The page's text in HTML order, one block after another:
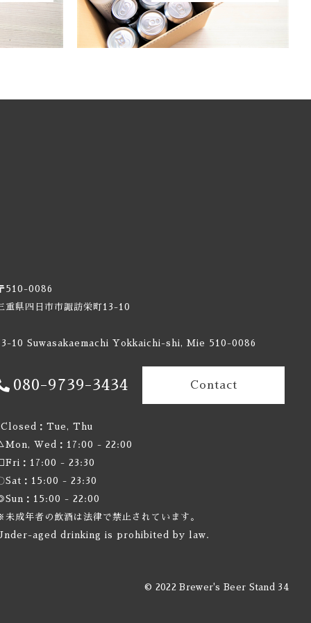
カー
510-0086
重県四日市市諏訪栄町13-10
10 Suwasakaemachi Yokkaichi-shi, Mie 510-0086
080-9739-3434 Contact
：Tue, Thu
Wed：17:00 - 22:00
：17:00 - 23:30
Sat：15:00 - 23:30
：15:00 - 22:00
成年者の飲酒は法律で禁止されています。
aged drinking is prohibited by law.
© 2022 Brewer's Beer Stand 34